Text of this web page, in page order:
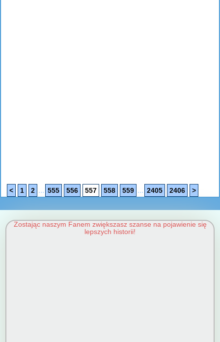
< 1 2 ... 555 556 557 558 559 ... 2405 2406 >
Zostając naszym Fanem zwiększasz szanse na pojawienie się
lepszych historii!